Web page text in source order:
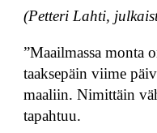
(Petteri Lahti,
”Maailmassa monta
taaksepäin viime
maaliin. Nimittäin
tapahtuu.